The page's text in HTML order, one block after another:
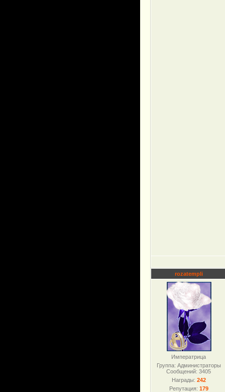
rozatempli
Императрица
Группа: Администраторы
Сообщений:3405
Награды: 242
Репутация: 179